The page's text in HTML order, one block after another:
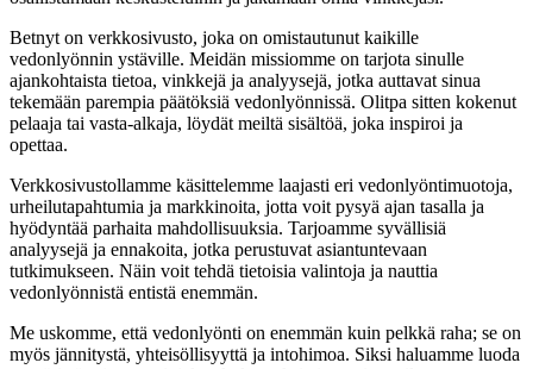
Betnyt on verkkosivusto, joka on omistautunut kaikille
vedonlyönnin ystäville. Meidän missiomme on tarjota sinulle
ajankohtaista tietoa, vinkkejä ja analyysejä, jotka auttavat sinua
tekemään parempia päätöksiä vedonlyönnissä. Olitpa sitten kokenut
pelaaja tai vasta-alkaja, löydät meiltä sisältöä, joka inspiroi ja
opettaa.
Verkkosivustollamme käsittelemme laajasti eri vedonlyöntimuotoja,
urheilutapahtumia ja markkinoita, jotta voit pysyä ajan tasalla ja
hyödyntää parhaita mahdollisuuksia. Tarjoamme syvällisiä
analyysejä ja ennakoita, jotka perustuvat asiantuntevaan
tutkimukseen. Näin voit tehdä tietoisia valintoja ja nauttia
vedonlyönnistä entistä enemmän.
Me uskomme, että vedonlyönti on enemmän kuin pelkkä raha; se on
myös jännitystä, yhteisöllisyyttä ja intohimoa. Siksi haluamme luoda